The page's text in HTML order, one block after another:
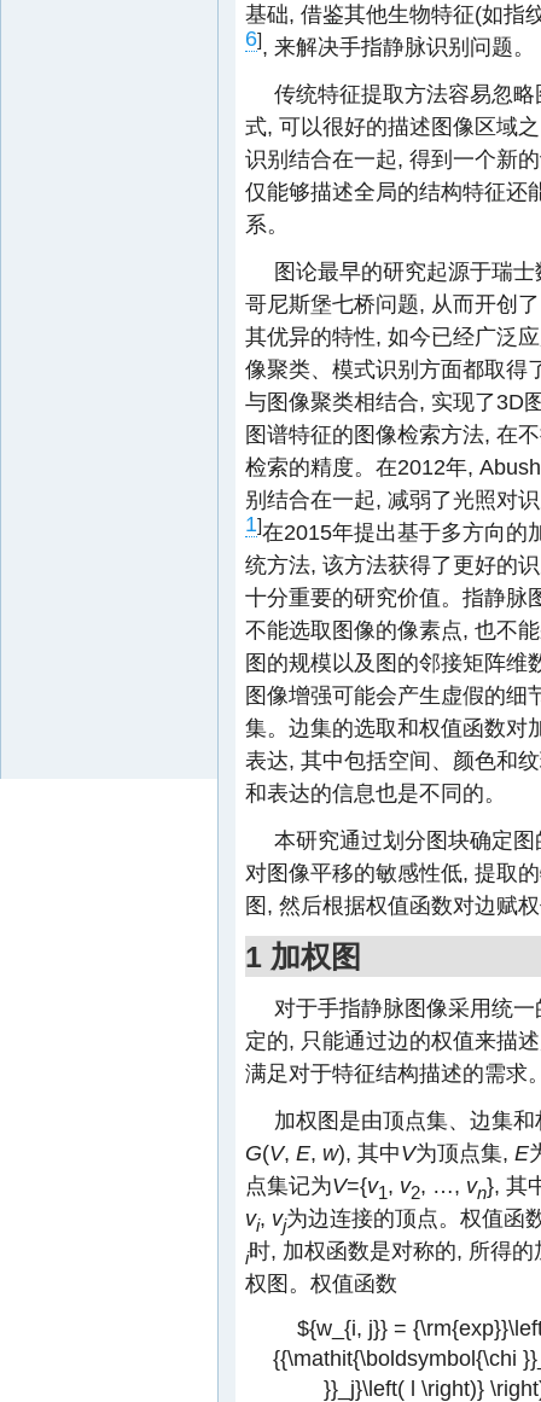
基础, 借鉴其他生物特征(如指
6], 来解决手指静脉识别问题。
传统特征提取方法容易忽
式, 可以很好的描述图像区域
识别结合在一起, 得到一个新
仅能够描述全局的结构特征还
系。
图论最早的研究起源于瑞
哥尼斯堡七桥问题, 从而开创
其优异的特性, 如今已经广泛
像聚类、模式识别方面都取得
与图像聚类相结合, 实现了3D
图谱特征的图像检索方法, 在
检索的精度。在2012年,
别结合在一起, 减弱了光照对
1]在2015年提出基于多方向的
统方法, 该方法获得了更好的
十分重要的研究价值。指静脉
不能选取图像的像素点, 也不
图的规模以及图的邻接矩阵维
图像增强可能会产生虚假的细
集。边集的选取和权值函数对
表达, 其中包括空间、颜色和
和表达的信息也是不同的。
本研究通过划分图块确定
对图像平移的敏感性低, 提取
图, 然后根据权值函数对边赋
1 加权图
对于手指静脉图像采用统
定的, 只能通过边的权值来描
满足对于特征结构描述的需求
加权图是由顶点集、边集
G(V, E, w), 其中V为顶点集, E
点集记为V={v1, v2, …, vn}, 其
vi, vj为边连接的顶点。权值函
i时, 加权函数是对称的, 所得
权图。权值函数
${w_{i, j}} =
{{\mathit{\boldsymbol{\chi
}}_j}\left( l \right)}